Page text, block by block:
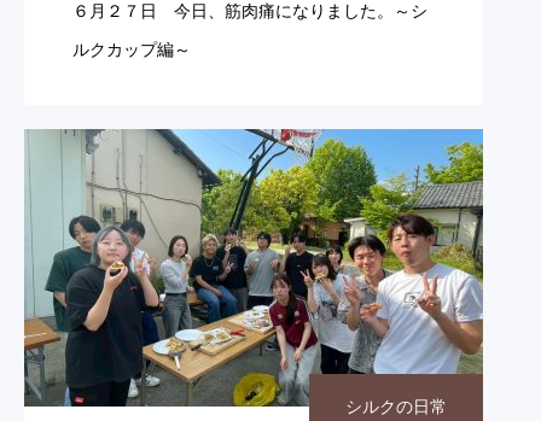
６月２７日 今日、筋肉痛になりました。～シ
ルクカップ編～
シルクの日常